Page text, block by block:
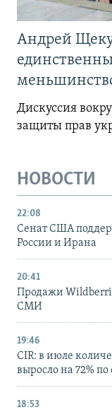
Андрей
Дискуссия
защиты прав
НОВОСТИ
22:08
Сенат США
России и Ирана
20:41
Продажи
СМИ
19:46
CIR: в июле
выросло на 72%
18:53